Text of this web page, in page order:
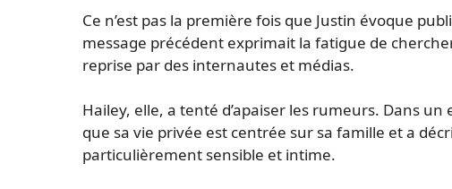
Ce n’est pas la première fois que Justin évoque
message précédent exprimait la fatigue de
reprise par des internautes et médias.
Hailey, elle, a tenté d’apaiser les rumeurs. Dans
que sa vie privée est centrée sur sa famille et a
particulièrement sensible et intime.